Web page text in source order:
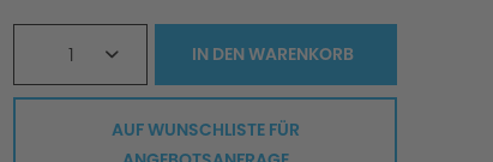
1 IN DENWARENKORB
AUF WUNSCHLISTE FÜR